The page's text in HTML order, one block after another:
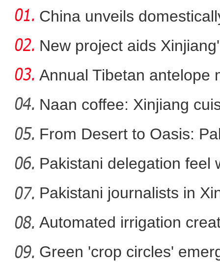
第二届中国新疆民间艺术季
China unveils
f
New project aids
Annual Tibetan antelope
Naan coffee: Xinjiang
From Desert to Oasis:
Pakistani delegation feel
developm
Pakistani journalists in
Automated irrigation
Green 'crop circles'